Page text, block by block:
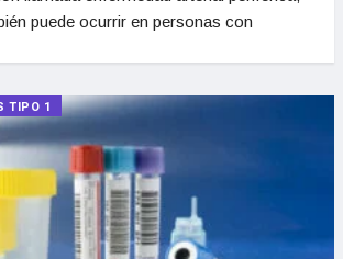
puede ocurrir en personas con
TIPO 1